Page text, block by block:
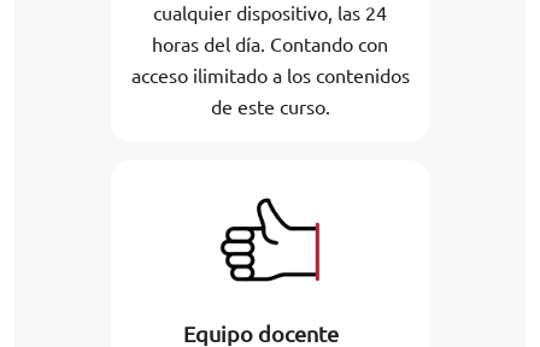
cualquier dispositivo, las 24
horas del día. Contando con
acceso ilimitado a los contenidos
de este curso.
Equipo docente